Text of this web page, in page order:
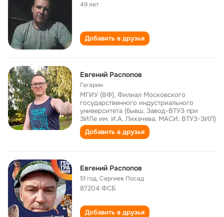
49 лет
Добавить в друзья
Евгений Распопов
Гагарин
МГИУ (ВФ), Филиал Московского
государственного индустриального
университета (бывш. Завод-ВТУЗ при
ЗИЛе им. И.А. Лихачева, МАСИ, ВТУЗ-ЗИЛ)
Добавить в друзья
Евгений Распопов
51 год,Сергиев Посад
87204 ФСБ
Добавить в друзья